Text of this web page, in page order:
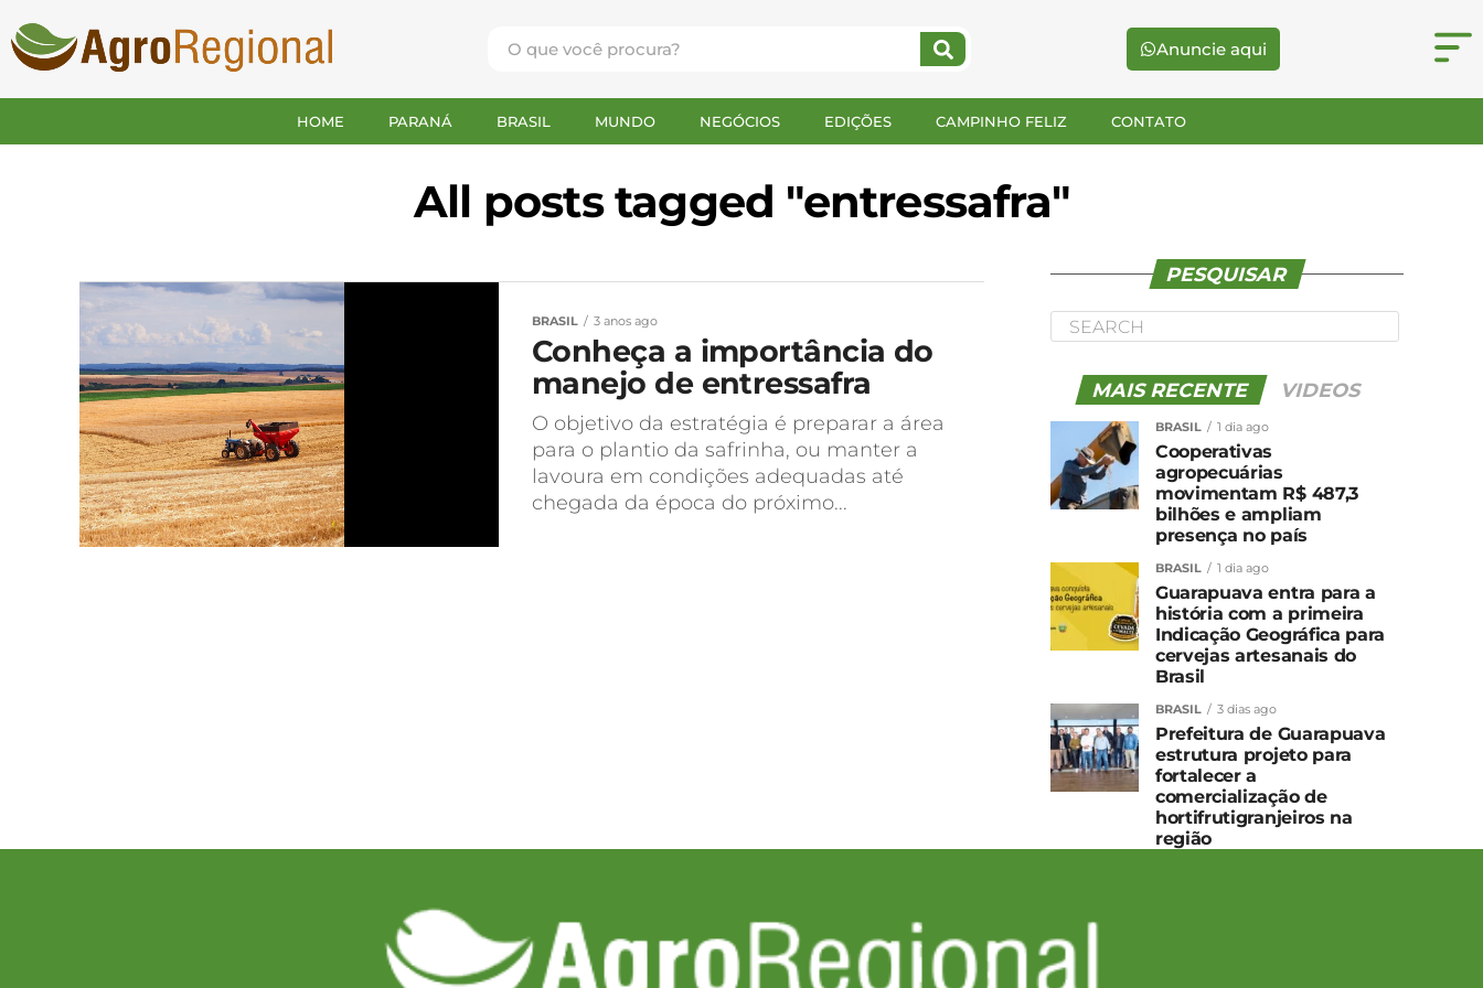
Anuncie aqui
HOME PARANÁ BRASIL MUNDO NEGÓCIOS EDIÇÕES CAMPINHO FELIZ CONTATO
All posts tagged "entressafra"
BRASIL 3 anos ago
Conheça a importância do
manejo de entressafra
O objetivo da estratégia é preparar a área
para o plantio da safrinha, ou manter a
lavoura em condições adequadas até
chegada da época do próximo...
PESQUISAR
MAIS RECENTE VIDEOS
BRASIL 1 dia ago
Cooperativas
agropecuárias
movimentam R$ 487,3
bilhões e ampliam
presença no país
BRASIL 1 dia ago
Guarapuava entra para a
história com a primeira
Indicação Geográfica para
cervejas artesanais do
Brasil
BRASIL 3 dias ago
Prefeitura de Guarapuava
estrutura projeto para
fortalecer a
comercialização de
hortifrutigranjeiros na
região